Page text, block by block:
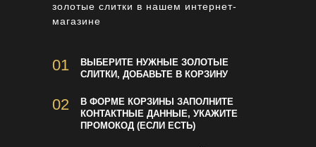
ВЫБЕРИТЕ НУЖНЫЕ ЗОЛОТЫЕ
СЛИТКИ, ДОБАВЬТЕ В КОРЗИНУ
В ФОРМЕ КОРЗИНЫ ЗАПОЛНИТЕ
КОНТАКТНЫЕ ДАННЫЕ, УКАЖИТЕ
ПРОМОКОД (ЕСЛИ ЕСТЬ)
золотые слитки в нашем интернет-
магазине
01
02